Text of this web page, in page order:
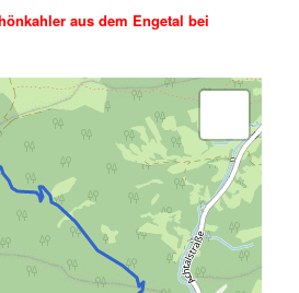
aus dem Engetal bei